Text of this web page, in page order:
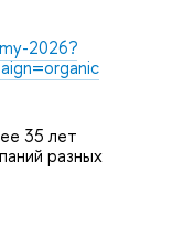
2026?
35 лет
разных